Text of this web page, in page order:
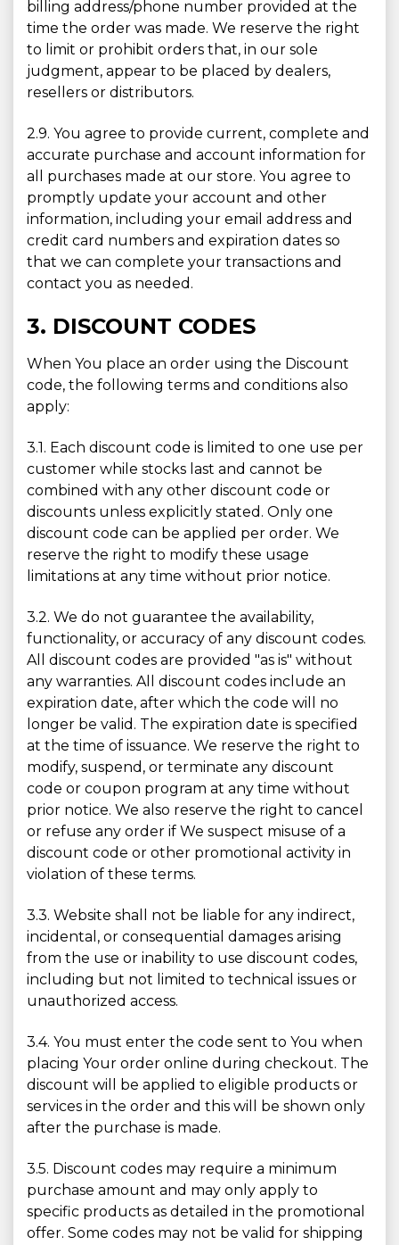
billing address/phone number provided at the
time the order was made. We reserve the right
to limit or prohibit orders that, in our sole
judgment, appear to be placed by dealers,
resellers or distributors.
2.9. You agree to provide current, complete and
accurate purchase and account information for
all purchases made at our store. You agree to
promptly update your account and other
information, including your email address and
credit card numbers and expiration dates so
that we can complete your transactions and
contact you as needed.
3. DISCOUNT CODES
When You place an order using the Discount
code, the following terms and conditions also
apply:
3.1. Each discount code is limited to one use per
customer while stocks last and cannot be
combined with any other discount code or
discounts unless explicitly stated. Only one
discount code can be applied per order. We
reserve the right to modify these usage
limitations at any time without prior notice.
3.2. We do not guarantee the availability,
functionality, or accuracy of any discount codes.
All discount codes are provided "as is" without
any warranties. All discount codes include an
expiration date, after which the code will no
longer be valid. The expiration date is specified
at the time of issuance. We reserve the right to
modify, suspend, or terminate any discount
code or coupon program at any time without
prior notice. We also reserve the right to cancel
or refuse any order if We suspect misuse of a
discount code or other promotional activity in
violation of these terms.
3.3. Website shall not be liable for any indirect,
incidental, or consequential damages arising
from the use or inability to use discount codes,
including but not limited to technical issues or
unauthorized access.
3.4. You must enter the code sent to You when
placing Your order online during checkout. The
discount will be applied to eligible products or
services in the order and this will be shown only
after the purchase is made.
3.5. Discount codes may require a minimum
purchase amount and may only apply to
specific products as detailed in the promotional
offer. Some codes may not be valid for shipping